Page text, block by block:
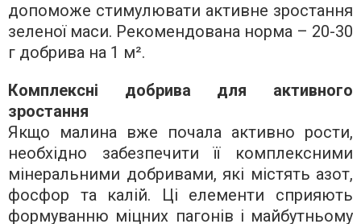
допоможе стимулювати активне зростання
зеленої маси. Рекомендована норма – 20-30
г добрива на 1 м².
Комплексні добрива для активного
зростання
Якщо малина вже почала активно рости,
необхідно забезпечити її комплексними
мінеральними добривами, які містять азот,
фосфор та калій. Ці елементи сприяють
формуванню міцних пагонів і майбутньому